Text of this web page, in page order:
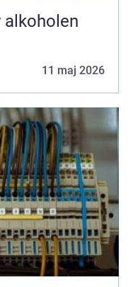
11 maj 2026